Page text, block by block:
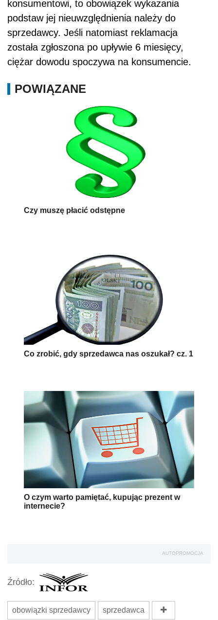
konsumentowi, to obowiązek wykazania
podstaw jej nieuwzględnienia należy do
sprzedawcy. Jeśli natomiast reklamacja
została zgłoszona po upływie 6 miesięcy,
ciężar dowodu spoczywa na konsumencie.
POWIĄZANE
Czy muszę płacić odstępne
Co zrobić, gdy sprzedawca nas oszukał? cz. 1
O czym warto pamiętać, kupując prezent w
internecie?
AUTOPROMOCJA
Źródło:
obowiązki sprzedawcy sprzedawca